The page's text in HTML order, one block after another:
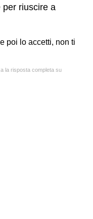
per riuscire a
poi lo accetti, non ti
la risposta completa su